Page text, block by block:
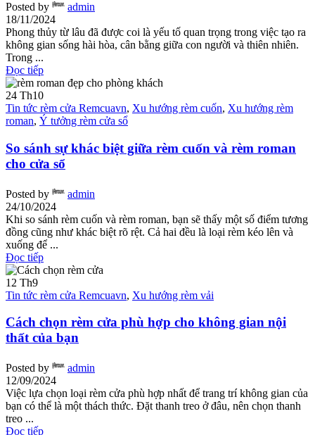
Posted by
admin
18/11/2024
Phong thủy từ lâu đã được coi là yếu tố quan trọng trong việc tạo ra
không gian sống hài hòa, cân bằng giữa con người và thiên nhiên.
Trong ...
Đọc tiếp
24 Th10
Tin tức rèm cửa Remcuavn, Xu hướng rèm cuốn, Xu hướng rèm
roman, Ý tưởng rèm cửa sổ
So sánh sự khác biệt giữa rèm cuốn và rèm roman
cho cửa sổ
Posted by
admin
24/10/2024
Khi so sánh rèm cuốn và rèm roman, bạn sẽ thấy một số điểm tương
đồng cũng như khác biệt rõ rệt. Cả hai đều là loại rèm kéo lên và
xuống để ...
Đọc tiếp
12 Th9
Tin tức rèm cửa Remcuavn, Xu hướng rèm vải
Cách chọn rèm cửa phù hợp cho không gian nội
thất của bạn
Posted by
admin
12/09/2024
Việc lựa chọn loại rèm cửa phù hợp nhất để trang trí không gian của
bạn có thể là một thách thức. Đặt thanh treo ở đâu, nên chọn thanh
treo ...
Đọc tiếp